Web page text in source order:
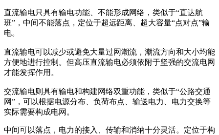
直流输电只具有输电功能、不能形成网络，类似于“直达航
班”，中间不能落点，定位于超远距离、超大容量“点对点”输
电。
直流输电可以减少或避免大量过网潮流，潮流方向和大小均能
方便地进行控制。但高压直流输电必须依附于坚强的交流电网
才能发挥作用。
交流输电则具有输电和构建网络双重功能，类似于“公路交通
网”，可以根据电源分布、负荷布点、输送电力、电力交换等
实际需要构成电网。
中间可以落点，电力的接入、传输和消纳十分灵活。定位于构